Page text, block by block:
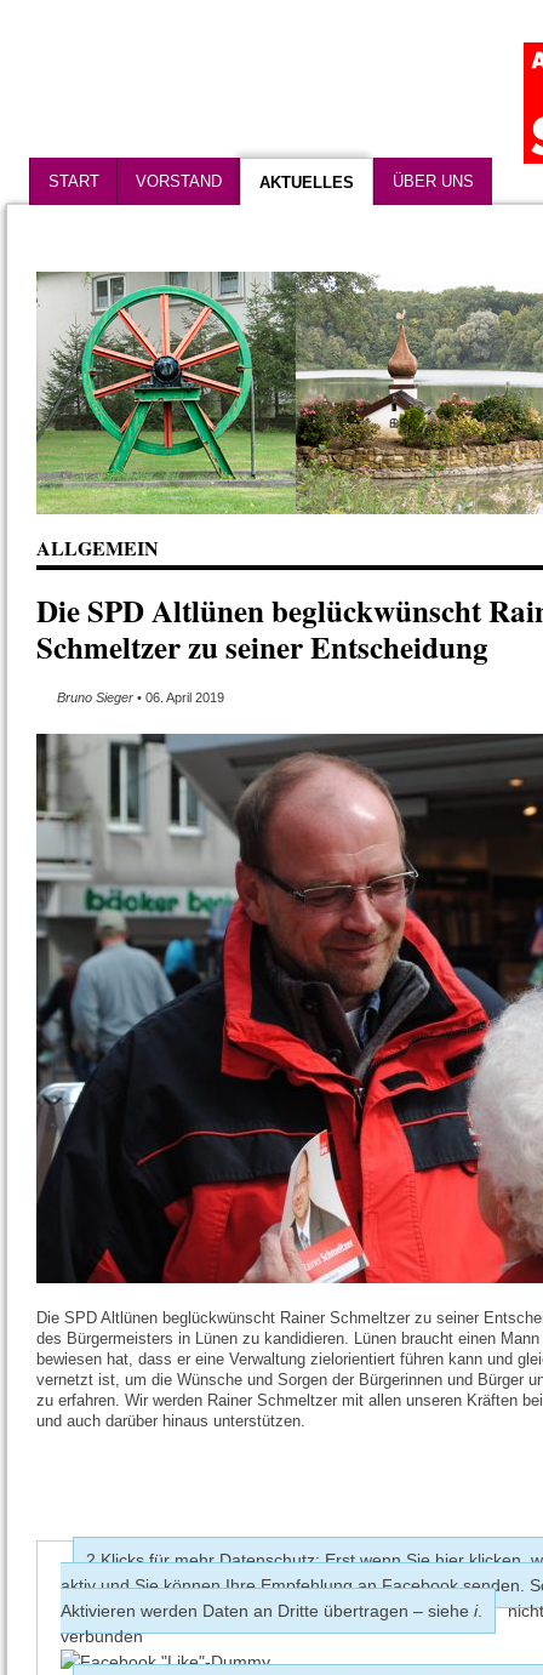
START VORSTAND AKTUELLES ÜBER UNS
ALLGEMEIN
Die SPD Altlünen beglückwünscht
Schmeltzer zu seiner Entscheidung
Bruno Sieger • 06. April 2019
Die SPD Altlünen beglückwünscht Rainer Schmeltzer zu seiner
des Bürgermeisters in Lünen zu kandidieren. Lünen braucht einen
bewiesen hat, dass er eine Verwaltung zielorientiert führen kann und
vernetzt ist, um die Wünsche und Sorgen der Bürgerinnen und Bürger
zu erfahren. Wir werden Rainer Schmeltzer mit allen unseren Kräften
und auch darüber hinaus unterstützen.
2 Klicks für mehr Datenschutz: Erst wenn Sie hier klicken,
aktiv und Sie können Ihre Empfehlung an Facebook senden.
Aktivieren werden Daten an Dritte übertragen – siehe i.
verbunden